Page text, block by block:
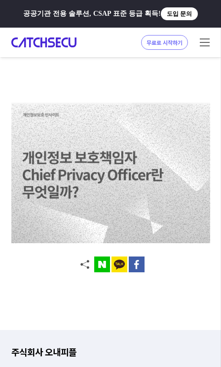
공공기관 전용 솔루션, CSAP 표준 등급 획득! 도입 문의
무료로 시작하기
주식회사 오내피플